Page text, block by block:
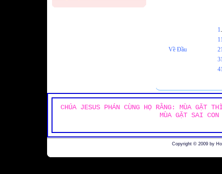
Về Đầu
1.
CHÚA JESUS PHÁN CÙNG HỌ RẰNG: MÙA GẶT
MÙA GẶT SAI
Copyright © 2009 by